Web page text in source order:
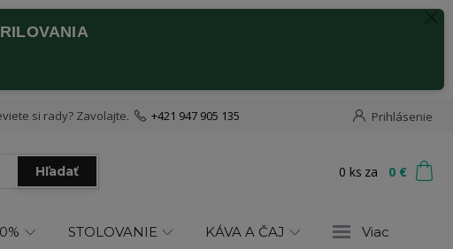
Prihlásenie
Hľadať
si rady? Zavolajte. +421 947 905 135
0 ks za 0 €
STOLOVANIE KÁVA A ČAJ Viac